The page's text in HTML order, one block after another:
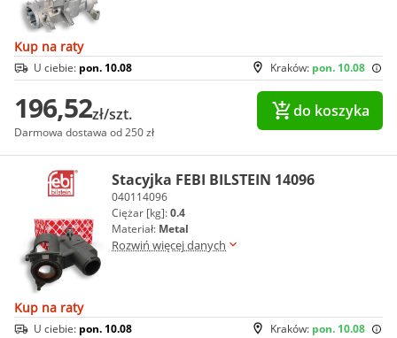
Kup na raty
Kraków: pon. 10.08
U ciebie: pon. 10.08
196,52zł/szt.
Darmowa dostawa od 250 zł
do koszyka
Stacyjka FEBI BILSTEIN 14096
040114096
Ciężar [kg]:0.4
Materiał: Metal
Rozwiń więcej danych
Kup na raty
Kraków: pon. 10.08
U ciebie: pon. 10.08